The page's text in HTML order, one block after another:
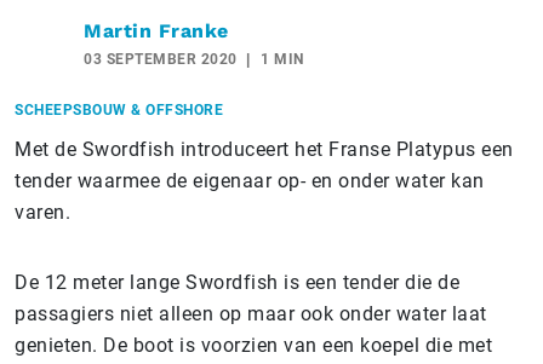
Martin Franke
03 SEPTEMBER 2020 1 MIN
SCHEEPSBOUW & OFFSHORE
Met de Swordfish introduceert het Franse Platypus een
tender waarmee de eigenaar op- en onder water kan
varen.
De 12 meter lange Swordfish is een tender die de
passagiers niet alleen op maar ook onder water laat
genieten. De boot is voorzien van een koepel die met